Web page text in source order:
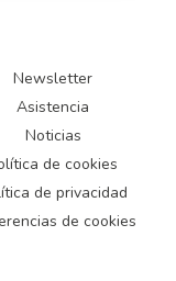
Newsletter
Asistencia
Noticias
de cookies
de privacidad
de cookies